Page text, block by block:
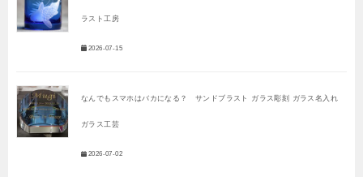
ラスト工房
2026-07-15
なんでもスマホはバカになる？ サンドブラスト ガラス彫刻 ガラス名入れ
ガラス工芸
2026-07-02